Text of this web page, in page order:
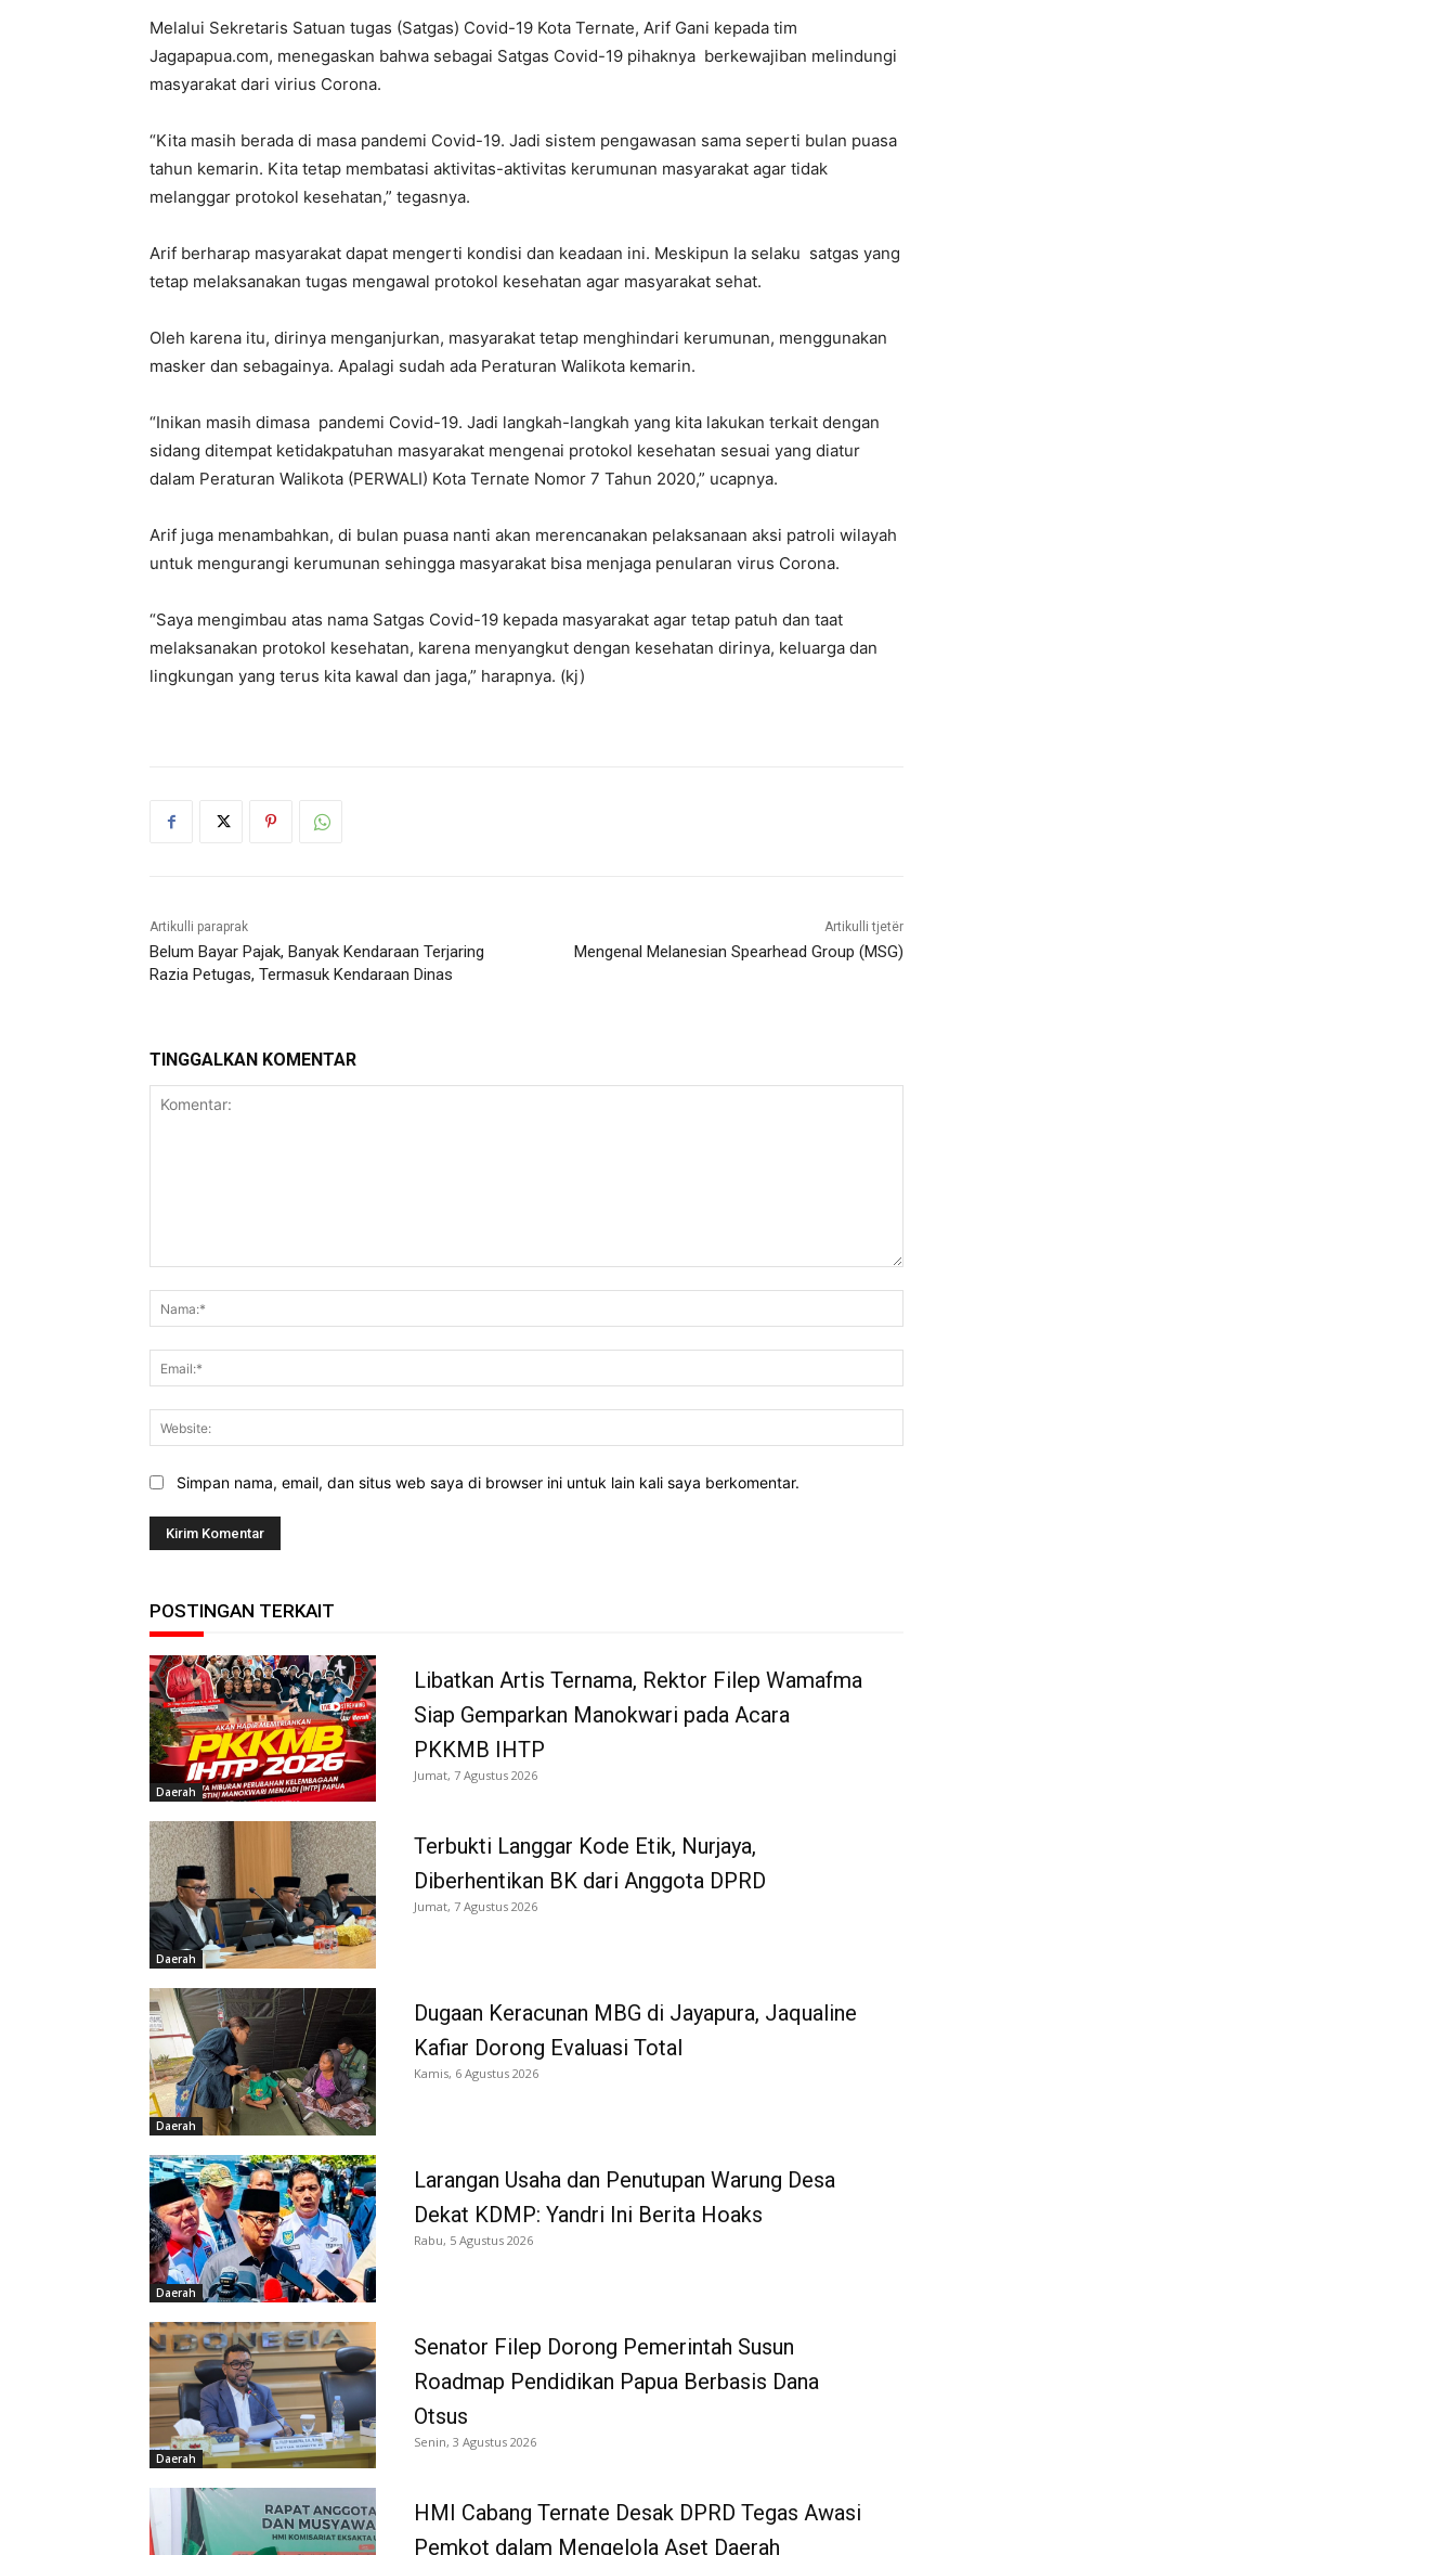
Melalui Sekretaris Satuan tugas (Satgas) Covid-19 Kota Ternate, Arif Gani kepada tim
Jagapapua.com, menegaskan bahwa sebagai Satgas Covid-19 pihaknya berkewajiban melindungi
masyarakat dari virius Corona.
“Kita masih berada di masa pandemi Covid-19. Jadi sistem pengawasan sama seperti bulan puasa
tahun kemarin. Kita tetap membatasi aktivitas-aktivitas kerumunan masyarakat agar tidak
melanggar protokol kesehatan,” tegasnya.
Arif berharap masyarakat dapat mengerti kondisi dan keadaan ini. Meskipun Ia selaku satgas yang
tetap melaksanakan tugas mengawal protokol kesehatan agar masyarakat sehat.
Oleh karena itu, dirinya menganjurkan, masyarakat tetap menghindari kerumunan, menggunakan
masker dan sebagainya. Apalagi sudah ada Peraturan Walikota kemarin.
“Inikan masih dimasa pandemi Covid-19. Jadi langkah-langkah yang kita lakukan terkait dengan
sidang ditempat ketidakpatuhan masyarakat mengenai protokol kesehatan sesuai yang diatur
dalam Peraturan Walikota (PERWALI) Kota Ternate Nomor 7 Tahun 2020,” ucapnya.
Arif juga menambahkan, di bulan puasa nanti akan merencanakan pelaksanaan aksi patroli wilayah
untuk mengurangi kerumunan sehingga masyarakat bisa menjaga penularan virus Corona.
“Saya mengimbau atas nama Satgas Covid-19 kepada masyarakat agar tetap patuh dan taat
melaksanakan protokol kesehatan, karena menyangkut dengan kesehatan dirinya, keluarga dan
lingkungan yang terus kita kawal dan jaga,” harapnya. (kj)
Artikulli paraprak
Belum Bayar Pajak, Banyak Kendaraan Terjaring
Razia Petugas, Termasuk Kendaraan Dinas
Artikulli tjetër
Mengenal Melanesian Spearhead Group (MSG)
TINGGALKAN KOMENTAR
Simpan nama, email, dan situs web saya di browser ini untuk lain kali saya berkomentar.
POSTINGAN TERKAIT
Daerah
Libatkan Artis Ternama, Rektor Filep Wamafma
Siap Gemparkan Manokwari pada Acara
PKKMB IHTP
Jumat, 7 Agustus 2026
Daerah
Terbukti Langgar Kode Etik, Nurjaya,
Diberhentikan BK dari Anggota DPRD
Jumat, 7 Agustus 2026
Daerah
Dugaan Keracunan MBG di Jayapura, Jaqualine
Kafiar Dorong Evaluasi Total
Kamis, 6 Agustus 2026
Daerah
Larangan Usaha dan Penutupan Warung Desa
Dekat KDMP: Yandri Ini Berita Hoaks
Rabu, 5 Agustus 2026
Daerah
Senator Filep Dorong Pemerintah Susun
Roadmap Pendidikan Papua Berbasis Dana
Otsus
Senin, 3 Agustus 2026
HMI Cabang Ternate Desak DPRD Tegas Awasi
Pemkot dalam Mengelola Aset Daerah